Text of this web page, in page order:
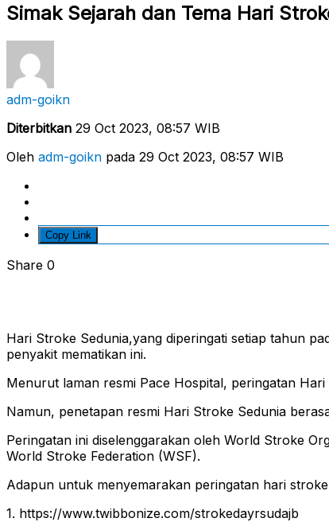
Simak Sejarah dan Tema Hari
adm-goikn
Diterbitkan 29 Oct 2023, 08:57 WIB
Oleh adm-goikn pada 29 Oct 2023, 08:57 WIB
Copy Link
Share 0
Hari Stroke Sedunia,yang diperingati setiap tahun
penyakit mematikan ini.
Menurut laman resmi Pace Hospital, peringatan
Namun, penetapan resmi Hari Stroke Sedunia
Peringatan ini diselenggarakan oleh World Stroke
World Stroke Federation (WSF).
Adapun untuk menyemarakan peringatan hari
1. https://www.twibbonize.com/strokedayrsudajb